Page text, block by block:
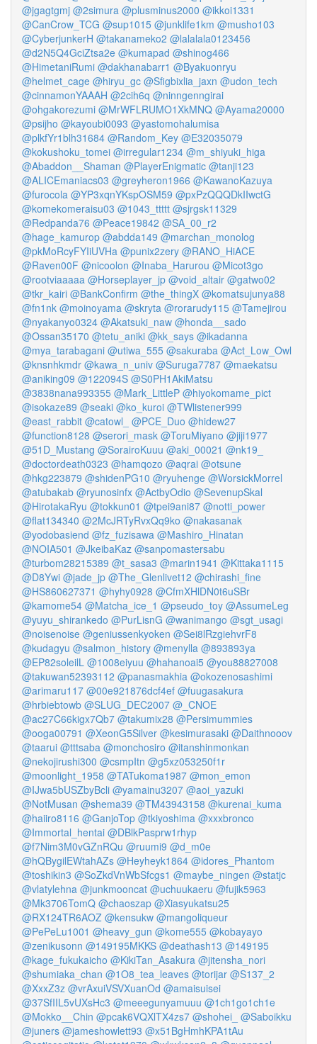
@jgagtgmj @2simura @plusminus2000 @ikkoi1331
@CanCrow_TCG @sup1015 @junklife1km @musho103
@CyberjunkerH @takanameko2 @lalalala0123456
@d2N5Q4GciZtsa2e @kumapad @shinog466
@HimetaniRumi @dakhanabarr1 @Byakuonryu
@helmet_cage @hiryu_gc @Sfigbixlia_jaxn @udon_tech
@cinnamonYAAAH @2cih6q @ninngenngirai
@ohgakorezumi @MrWFLRUMO1XkMNQ @Ayama20000
@psijho @kayoubi0093 @yastomohalumisa
@plkfYr1blh31684 @Random_Key @E32035079
@kokushoku_tomei @irregular1234 @m_shiyuki_higa
@Abaddon__Shaman @PlayerEnigmatic @tanji123
@ALICEmaniacs03 @greyheron1966 @KawanoKazuya
@furocola @YP3xqnYKspOSM59 @pxPzQQQDkIIwctG
@komekomeraisu03 @1043_ttttt @sjrgsk11329
@Redpanda76 @Peace19842 @SA_00_r2
@hage_kamurop @abdda149 @marchan_monolog
@pkMoRcyFYIiUVHa @punix2zery @RANO_HiACE
@Raven00F @nicoolon @Inaba_Harurou @Micot3go
@rootviaaaaa @Horseplayer_jp @void_altair @gatwo02
@tkr_kairi @BankConfirm @the_thingX @komatsujunya88
@fn1nk @moinoyama @skryta @rorarudy115 @Tamejirou
@nyakanyo0324 @Akatsuki_naw @honda__sado
@Ossan35170 @tetu_aniki @kk_says @ikadanna
@mya_tarabagani @utiwa_555 @sakuraba @Act_Low_Owl
@knsnhkmdr @kawa_n_univ @Suruga7787 @maekatsu
@aniking09 @122094S @S0PH1AkiMatsu
@3838nana993355 @Mark_LittleP @hiyokomame_pict
@isokaze89 @seaki @ko_kuroi @TWlistener999
@east_rabbit @catowl_ @PCE_Duo @hidew27
@function8128 @serori_mask @ToruMiyano @jiji1977
@51D_Mustang @SorairoKuuu @aki_00021 @nk19_
@doctordeath0323 @hamqozo @aqrai @otsune
@hkg223879 @shidenPG10 @ryuhenge @WorsickMorrel
@atubakab @ryunosinfx @ActbyOdio @SevenupSkal
@HirotakaRyu @tokkun01 @tpei9ani87 @notti_power
@flat134340 @2McJRTyRvxQq9ko @nakasanak
@yodobasiend @fz_fuzisawa @Mashiro_Hinatan
@NOIA501 @JkeibaKaz @sanpomastersabu
@turbom28215389 @t_sasa3 @marin1941 @Kittaka1115
@D8Ywi @jade_jp @The_Glenlivet12 @chirashi_fine
@HS860627371 @hyhy0928 @CfmXHlDN0t6uSBr
@kamome54 @Matcha_ice_1 @pseudo_toy @AssumeLeg
@yuyu_shirankedo @PurLisnG @wanimango @sgt_usagi
@noisenoise @geniussenkyoken @Sei8lRzgiehvrF8
@kudagyu @salmon_history @menylla @893893ya
@EP82soleilL @1008eiyuu @hahanoai5 @you88827008
@takuwan52393112 @panasmakhia @okozenosashimi
@arimaru117 @00e921876dcf4ef @fuugasakura
@hrbiebtowb @SLUG_DEC2007 @_CNOE
@ac27C66kigx7Qb7 @takumix28 @Persimummies
@ooga00791 @XeonG5Silver @kesimurasaki @Daithnooov
@taarui @tttsaba @monchosiro @itanshinmonkan
@nekojirushi300 @csmpItn @g5xz053250f1r
@moonlight_1958 @TATukoma1987 @mon_emon
@IJwa5bUSZbyBcli @yamainu3207 @aoi_yazuki
@NotMusan @shema39 @TM43943158 @kurenai_kuma
@haiiro8116 @GanjoTop @tkiyoshima @xxxbronco
@Immortal_hentai @DBlkPasprw1rhyp
@f7Nim3M0vGZnRQu @ruumi9 @d_m0e
@hQBygilEWtahAZs @Heyheyk1864 @idores_Phantom
@toshikin3 @SoZkdVnWbSfcgs1 @maybe_ningen @statjc
@vlatylehna @junkmooncat @uchuukaeru @fujik5963
@Mk3706TomQ @chaoszap @Xiasyukatsu25
@RX124TR6AOZ @kensukw @mangoliqueur
@PePeLu1001 @heavy_gun @kome555 @kobayayo
@zenikusonn @149195MKKS @deathash13 @149195
@kage_fukukaicho @KikiTan_Asakura @jitensha_nori
@shumiaka_chan @1O8_tea_leaves @torijar @S137_2
@XxxZ3z @vrAxuiVSVXuanOd @amaisuisei
@37SfIIL5vUXsHc3 @meeegunyamuuu @1ch1go1ch1e
@Mokko__Chin @pcak6VQXlTX4zs7 @shohei_ @Saboikku
@juners @jameshowlett93 @x51BgHmhKPA1tAu